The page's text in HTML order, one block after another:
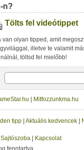
n?
Tölts fel videótippet
van olyan tipped, amit
illetve te valamit
töltsd fel mielőbb!
Mitfozzunkma.hu
tipp Aktuális kedvencek
Sajtószoba
Kapcsolat
fenntartva.